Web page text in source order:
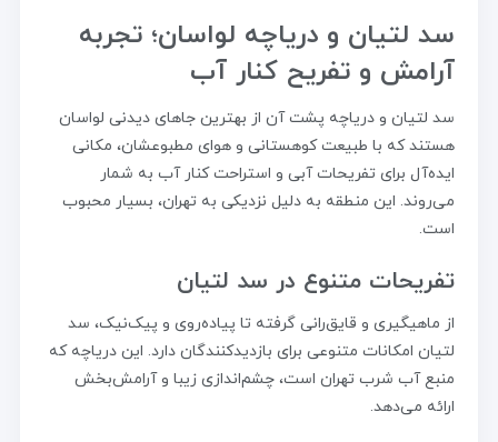
سد لتیان و دریاچه لواسان؛ تجربه
آرامش و تفریح کنار آب
سد لتیان و دریاچه پشت آن از بهترین جاهای دیدنی لواسان
هستند که با طبیعت کوهستانی و هوای مطبوعشان، مکانی
ایده‌آل برای تفریحات آبی و استراحت کنار آب به شمار
می‌روند. این منطقه به دلیل نزدیکی به تهران، بسیار محبوب
است.
تفریحات متنوع در سد لتیان
از ماهیگیری و قایق‌رانی گرفته تا پیاده‌روی و پیک‌نیک، سد
لتیان امکانات متنوعی برای بازدیدکنندگان دارد. این دریاچه که
منبع آب شرب تهران است، چشم‌اندازی زیبا و آرامش‌بخش
ارائه می‌دهد.